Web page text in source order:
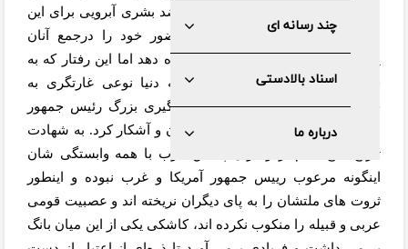
چند رسانه ای
اسناد بالادستی
درباره ما
متمول عرب همزمان با این جنایات ضد بشری آبرویی برای این
ها باقی نگذاشت، او تلاش کرد حضور
خود
را درجمع آنان
پاسخگویی به محبت وعشق آنان جلوه دهد اما این رفتار که به
قول برخی نویسندگان فضای رسانه دنیا نوعی غارتگری به
حساب می آید حقیقت رسوای باج گیری بزرگ رئیس جمهور
ایالات متحده از حاکمان عربی را عیان و آشکار کرد. به شهادت
تاریخ هیچ کدام از رهبران پیشین عرب با همه وابستگی شان
اینگونه مرعوب رییس جمهور آمریکا و غرب نبوده و
اینطور
ثروت های ملتشان را به پای دیگران نریخته اند و عصبیت قومی
عربی و قبیله را منکوب نکرده اند، کاشکی یکی از این میان بانگ